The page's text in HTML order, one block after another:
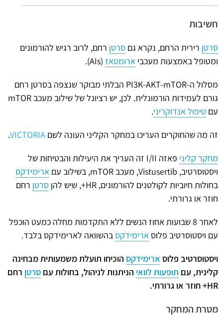
חשיבות
סרטן רירית הרחם, נקרא גם סרטן רחם, לרוב רגיש להורמונים
ומטופל באמצעות מעכבי ארומטאז (AIs).
מסלול ה-PI3K-AKT-mTOR הבלתי מבוקר שנצפה בסרטן רחם
גורם לעמידות הורמונלית. לכן, יש רציונל של שילוב מעכב mTOR
עם טיפול אנדוקריני.
זה מה שהחוקרים העריכו במחקר הקליני העונה לשם VICTORIA
.
מחקר קליני
פאזה I/II זה העריך את היעילות והבטיחות של
ויסטוסרטיב, Vistusertib, מעכב mTOR, בשילוב עם
ארימידקס
בחולות חיוביות לקולטנים להורמונים, HR+, שיש להן
סרטן רחם
חוזר או גרורתי.
לאחר 8 שבועות אחוז הנשים ללא התקדמות מחלה כמעט הוכפל
עם ויסטוסרטיב פלוס ארימידקס בהשוואה לארימידקס בלבד.
ויסטוסרטיב פלוס ארימידקס הוכיחו תועלת משמעותית מבחינה
קלינית, עם תופעות לוואי הניתנות לניהול, בחולות עם סרטן רחם
HR+ חוזר או גרורתי.
מטרת המחקר